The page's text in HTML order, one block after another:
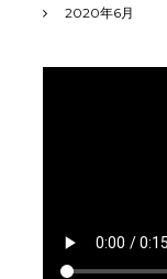
2020年6月